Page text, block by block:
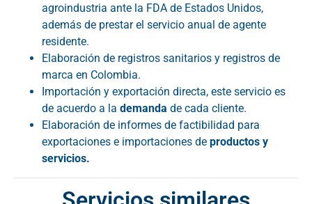
agroindustria ante la FDA de Estados Unidos,
además de prestar el servicio anual de agente
residente.
Elaboración de registros sanitarios y registros de
marca en Colombia.
Importación y exportación directa, este servicio es
de acuerdo a la demanda de cada cliente.
Elaboración de informes de factibilidad para
exportaciones e importaciones de productos y
servicios.